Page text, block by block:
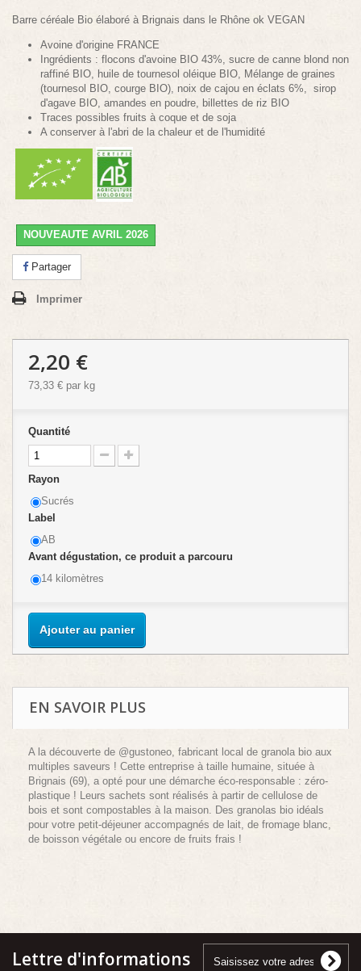
Barre céréale Bio élaboré à Brignais dans le Rhône ok VEGAN
Avoine d'origine FRANCE
Ingrédients : flocons d'avoine BIO 43%, sucre de canne blond non
raffiné BIO, huile de tournesol oléique BIO, Mélange de graines
(tournesol BIO, courge BIO), noix de cajou en éclats 6%, sirop
d'agave BIO, amandes en poudre, billettes de riz BIO
Traces possibles fruits à coque et de soja
A conserver à l'abri de la chaleur et de l'humidité
NOUVEAUTE AVRIL 2026
Partager
Imprimer
2,20 €
73,33 € par kg
Quantité
Rayon
Sucrés
Label
AB
Avant dégustation, ce produit a parcouru
14 kilomètres
Ajouter au panier
EN SAVOIR PLUS
A la découverte de @gustoneo, fabricant local de granola bio aux
multiples saveurs ! Cette entreprise à taille humaine, située à
Brignais (69), a opté pour une démarche éco-responsable : zéro-
plastique ! Leurs sachets sont réalisés à partir de cellulose de
bois et sont compostables à la maison. Des granolas bio idéals
pour votre petit-déjeuner accompagnés de lait, de fromage blanc,
de boisson végétale ou encore de fruits frais !
Lettre d'informations